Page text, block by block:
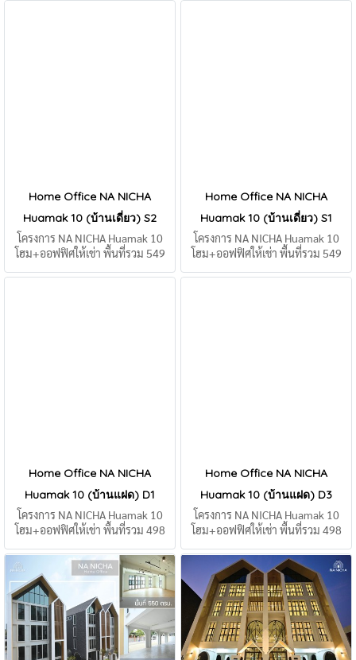
Home Office NA NICHA
Huamak 10 (บ้านเดี่ยว) S2
โครงการ NA NICHA Huamak 10
โฮม+ออฟฟิศให้เช่า พื้นที่รวม 549
Home Office NA NICHA
Huamak 10 (บ้านเดี่ยว) S1
โครงการ NA NICHA Huamak 10
โฮม+ออฟฟิศให้เช่า พื้นที่รวม 549
Home Office NA NICHA
Huamak 10 (บ้านแฝด) D1
โครงการ NA NICHA Huamak 10
โฮม+ออฟฟิศให้เช่า พื้นที่รวม 498
Home Office NA NICHA
Huamak 10 (บ้านแฝด) D3
โครงการ NA NICHA Huamak 10
โฮม+ออฟฟิศให้เช่า พื้นที่รวม 498